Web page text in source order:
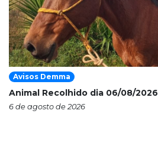
Avisos Demma
Animal Recolhido dia 06/08/2026
6 de agosto de 2026